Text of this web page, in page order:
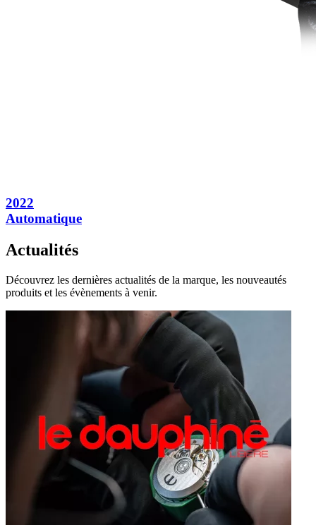
2022
Automatique
Actualités
Découvrez les dernières actualités de la marque, les nouveautés
produits et les évènements à venir.